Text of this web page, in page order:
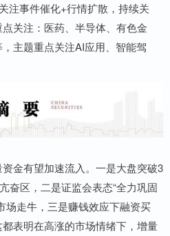
注事件催化+行情扩散，持续关
关注：医药、半导体、有色金
主题重点关注AI应用、智能驾
金有望加速流入。一是大盘突破3
奋区，二是证监会表态“全力巩固
场走牛，三是赚钱效应下融资买
表明在高涨的市场情绪下，增量